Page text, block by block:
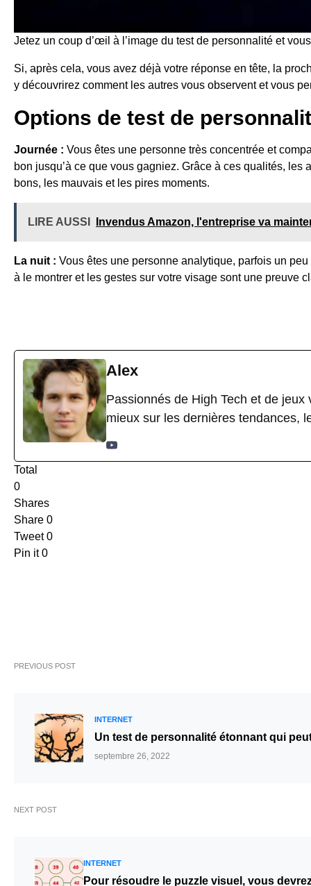
Jetez un coup d’œil à l’image du test de personnalité et
Si, après cela, vous avez déjà votre réponse en tête, la
y découvrirez comment les autres vous observent et vous
Options de test de
Journée : Vous êtes une personne très concentrée et
bon jusqu’à ce que vous gagniez. Grâce à ces qualités,
bons, les mauvais et les pires moments.
LIRE AUSSI Invendus Amazon, l'entreprise va
La nuit : Vous êtes une personne analytique, parfois un
à le montrer et les gestes sur votre visage sont une preuve
Alex
Passionnés de High Tech et de
mieux sur les dernières tendances,
Total
0
Shares
Share 0
Tweet 0
Pin it 0
PREVIOUS POST
INTERNET
Un test de personnalité étonnant qui
septembre 26, 2022
NEXT POST
INTERNET
Pour résoudre le puzzle visuel, vous